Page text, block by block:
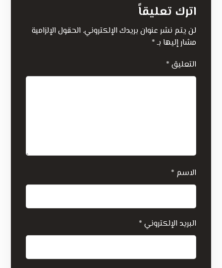
اترك تعليقاً
لن يتم نشر عنوان بريدك الإلكتروني. الحقول الإلزامية
مشار إليها بـ*
التعليق *
الاسم *
البريد الإلكتروني *